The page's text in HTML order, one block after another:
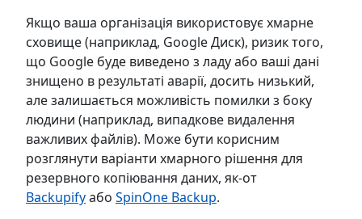
Якщо ваша організація використовує хмарне
сховище (наприклад, Google Диск), ризик того,
що Google буде виведено з ладу або ваші дані
знищено в результаті аварії, досить низький,
але залишається можливість помилки з боку
людини (наприклад, випадкове видалення
важливих файлів). Може бути корисним
розглянути варіанти хмарного рішення для
резервного копіювання даних, як-от
Backupifyабо SpinOne Backup.